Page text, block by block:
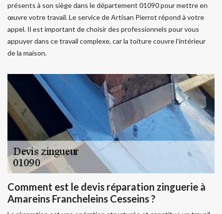
présents à son siège dans le département 01090 pour mettre en
œuvre votre travail. Le service de Artisan Pierrot répond à votre
appel. Il est important de choisir des professionnels pour vous
appuyer dans ce travail complexe, car la toiture couvre l’intérieur
de la maison.
Comment est le devis réparation zinguerie à
Amareins Francheleins Cesseins ?